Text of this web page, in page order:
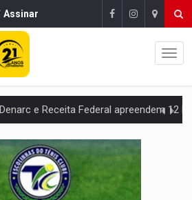
Assinar
DA PC:Membros do CV são presos com armas e drogas após
GRATUITA:Espetáculo As Marias Somos Nós será
Três são presos após furto de motocicleta em frente
Cerejeiras completa 43 anos de emancipação com